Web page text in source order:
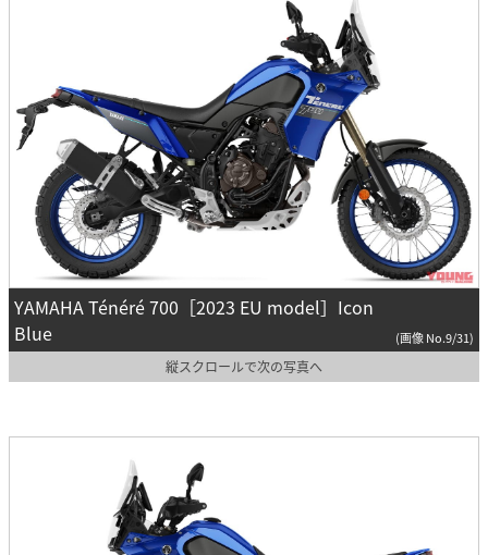
YAMAHA Ténéré 700［2023 EU model］Icon
Blue
(画像 No.9/31)
縦スクロールで次の写真へ